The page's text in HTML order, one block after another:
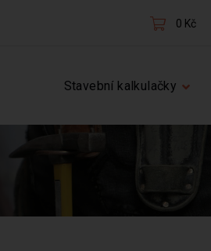
0 Kč
Stavební kalkulačky